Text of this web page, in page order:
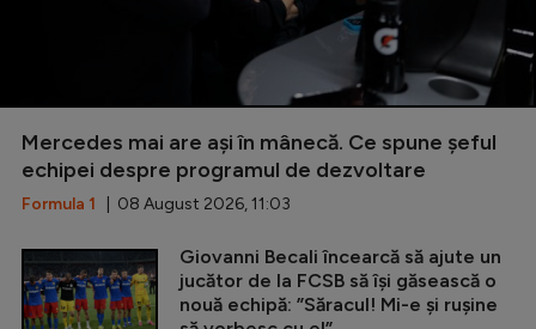
Mercedes mai are ași în mânecă. Ce spune șeful
echipei despre programul de dezvoltare
Formula 1 | 08 August 2026, 11:03
Giovanni Becali încearcă să ajute un
jucător de la FCSB să își găsească o
nouă echipă: ”Săracul! Mi-e și rușine